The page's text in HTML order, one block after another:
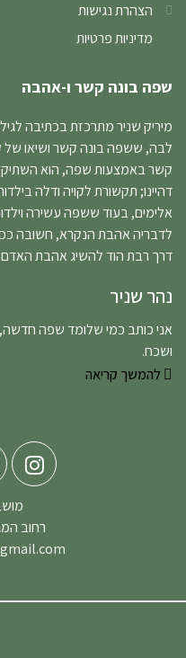
הצהרת נגישות
מדיניות פרטיות
שפה בונה קשר ו-אהבה
מיריק שניר מתרכזת בכתיבה
לבה, ששפה בונה קשר ושיאו של
קשר באמצעות שפה, הוא
דהיינו; תקשורת לקויה ודלה
אלימים, בעוד ששפה עשירה
לדבריה אהבת הנקרא, חשובה
דרך רבת הוד להשיג אהבת האדם.
נהר שניר
אני כותב כמי שלומד שפה
ושכח.
להמשך קריאה
רחוב